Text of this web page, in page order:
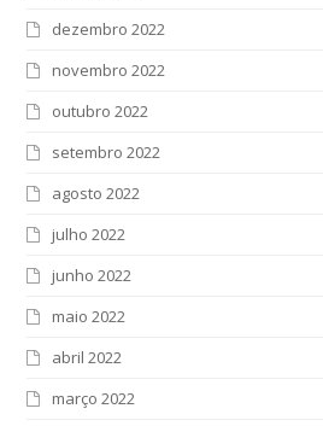
dezembro 2022
novembro 2022
outubro 2022
setembro 2022
agosto 2022
julho 2022
junho 2022
maio 2022
abril 2022
março 2022